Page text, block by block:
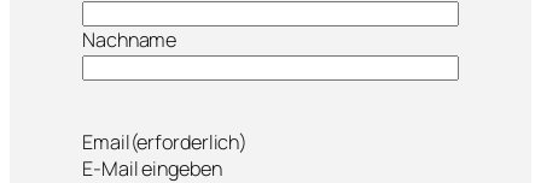
Nachname
Email(erforderlich)
E-Mail eingeben